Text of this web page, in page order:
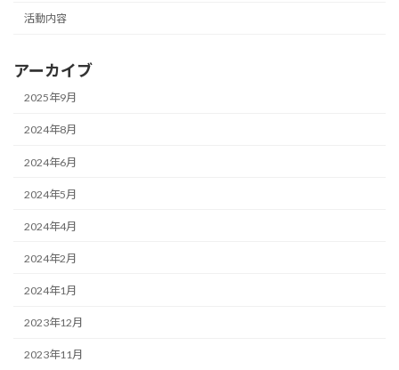
活動内容
アーカイブ
2025年9月
2024年8月
2024年6月
2024年5月
2024年4月
2024年2月
2024年1月
2023年12月
2023年11月